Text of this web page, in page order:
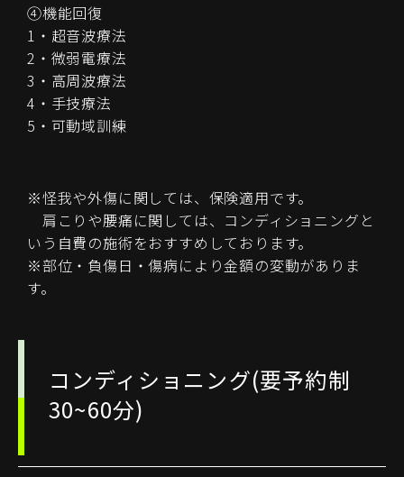
④機能回復
1・超音波療法
2・微弱電療法
3・高周波療法
4・手技療法
5・可動域訓練
※怪我や外傷に関しては、保険適用です。
肩こりや腰痛に関しては、コンディショニングと
いう自費の施術をおすすめしております。
※部位・負傷日・傷病により金額の変動がありま
す。
コンディショニング(要予約制
30~60分)